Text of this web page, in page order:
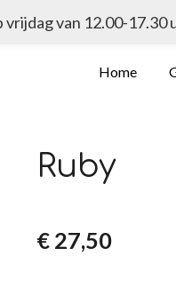
van 12.00-17.30
Home
Ruby
€ 27,50